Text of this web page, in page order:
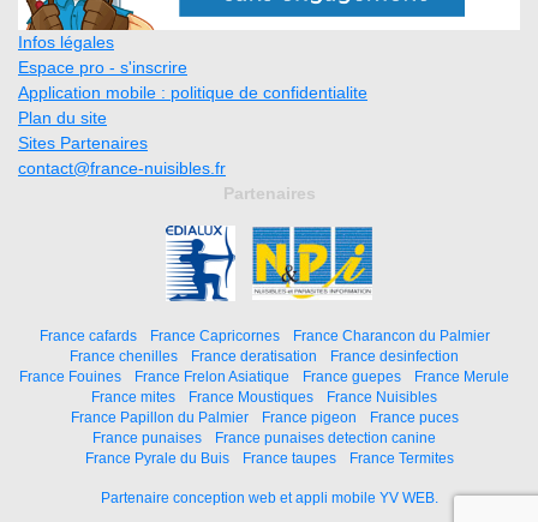
Infos légales
Espace pro - s'inscrire
Application mobile : politique de confidentialite
Plan du site
Sites Partenaires
contact@france-nuisibles.fr
Partenaires
France cafards France Capricornes
France Charancon du Palmier
France chenilles
France deratisation
France desinfection
France Fouines
France Frelon Asiatique France guepes
France Merule
France mites
France Moustiques
France Nuisibles
France Papillon du Palmier
France pigeon
France puces
France punaises
France punaises detection canine
France Pyrale du Buis
France taupes France Termites
Partenaire conception web et appli mobile YV WEB.